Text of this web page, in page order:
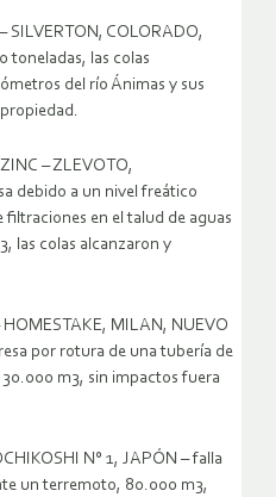
SILVERTON, COLORADO,
toneladas, las colas
del río Ánimas y sus
– ZLEVOTO,
debido a un nivel freático
filtraciones en el talud de aguas
las colas alcanzaron y
MILAN, NUEVO
por rotura de una tubería de
m3, sin impactos fuera
N° 1, JAPÓN – falla
un terremoto, 80.000 m3,